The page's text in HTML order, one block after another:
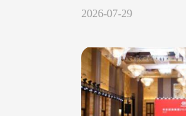
2026-07-29